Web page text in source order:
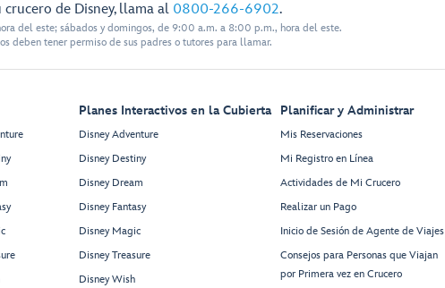
de Disney, llama al 0800-266-6902.
del este; sábados y domingos, de 9:00 a.m. a 8:00 p.m., hora del este.
deben tener permiso de sus padres o tutores para llamar.
Planes Interactivos en la Cubierta
Disney Adventure
Disney Destiny
Disney Dream
Disney Fantasy
Disney Magic
Disney Treasure
Disney Wish
Planificar y Administrar
Mis Reservaciones
Mi Registro en Línea
Actividades de Mi Crucero
Realizar un Pago
Inicio de Sesión de Agente de Viajes
Consejos para Personas que Viajan
por Primera vez en Crucero